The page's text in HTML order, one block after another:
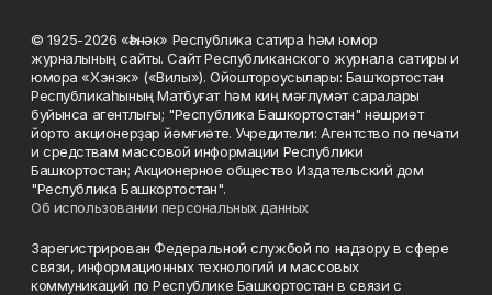
© 1925-2026 «Һәнәк» Республика сатира һәм юмор
журналының сайты. Сайт Республиканского журнала сатиры и
юмора «Хэнэк» («Вилы»). Ойоштороусылары: Башҡортостан
Республикаһының Матбуғат һәм киң мәғлүмәт саралары
буйынса агентлығы; "Республика Башкортостан" нәшриәт
йорто акционерҙар йәмғиәте. Учредители: Агентство по печати
и средствам массовой информации Республики
Башкортостан; Акционерное общество Издательский дом
"Республика Башкортостан".
Об использовании персональных данных
Зарегистрирован Федеральной службой по надзору в сфере
связи, информационных технологий и массовых
коммуникаций по Республике Башкортостан в связи с